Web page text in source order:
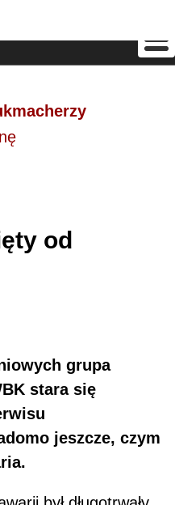
od
grupa
stara się
jeszcze, czym